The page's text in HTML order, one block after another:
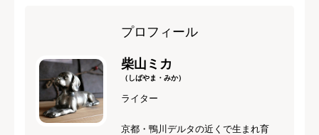
プロフィール
柴山ミカ
（しばやま・みか）
ライター
京都・鴨川デルタの近くで生まれ育